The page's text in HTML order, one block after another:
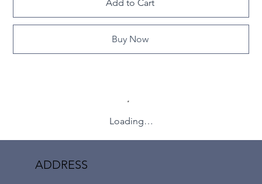
Add to Cart
Buy Now
Loading…
ADDRESS